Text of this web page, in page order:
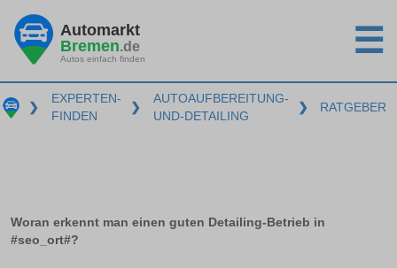
Automarkt
Bremen.de
Autos einfach finden ☰
❯
EXPERTEN-
FINDEN
❯
AUTOAUFBEREITUNG-
UND-DETAILING
❯ RATGEBER
Woran erkennt man einen guten Detailing-Betrieb in
#seo_ort#?